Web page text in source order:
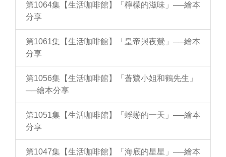
第1064集【生活咖啡館】「檸檬的滋味」──繪本
分享
第1061集【生活咖啡館】「皇帝與夜鶯」──繪本
分享
第1056集【生活咖啡館】「蒼鷺小姐和鶴先生」
──繪本分享
第1051集【生活咖啡館】「蜉蝣的一天」──繪本
分享
第1047集【生活咖啡館】「海底的星星」──繪本